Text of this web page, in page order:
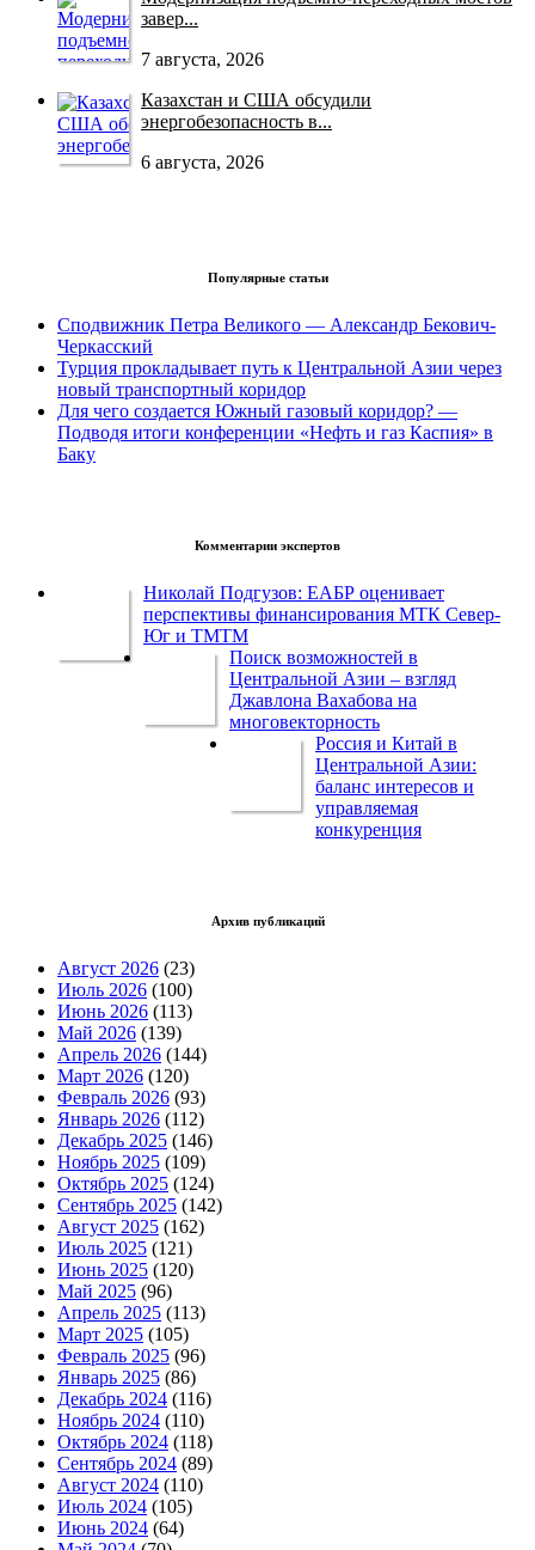
завер...
7 августа, 2026
Казахстан и США обсудили
энергобезопасность в...
6 августа, 2026
Популярные статьи
Сподвижник Петра Великого — Александр Бекович-
Черкасский
Турция прокладывает путь к Центральной Азии через
новый транспортный коридор
Для чего создается Южный газовый коридор? —
Подводя итоги конференции «Нефть и газ Каспия» в
Баку
Комментарии экспертов
Николай Подгузов: ЕАБР оценивает
перспективы финансирования МТК Север-
Юг и ТМТМ
Поиск возможностей в
Центральной Азии – взгляд
Джавлона Вахабова на
многовекторность
Россия и Китай в
Центральной Азии:
баланс интересов и
управляемая
конкуренция
Архив публикаций
Август 2026 (23)
Июль 2026 (100)
Июнь 2026 (113)
Май 2026 (139)
Апрель 2026 (144)
Март 2026 (120)
Февраль 2026 (93)
Январь 2026 (112)
Декабрь 2025 (146)
Ноябрь 2025 (109)
Октябрь 2025 (124)
Сентябрь 2025 (142)
Август 2025 (162)
Июль 2025 (121)
Июнь 2025 (120)
Май 2025 (96)
Апрель 2025 (113)
Март 2025 (105)
Февраль 2025 (96)
Январь 2025 (86)
Декабрь 2024 (116)
Ноябрь 2024 (110)
Октябрь 2024 (118)
Сентябрь 2024 (89)
Август 2024 (110)
Июль 2024 (105)
Июнь 2024 (64)